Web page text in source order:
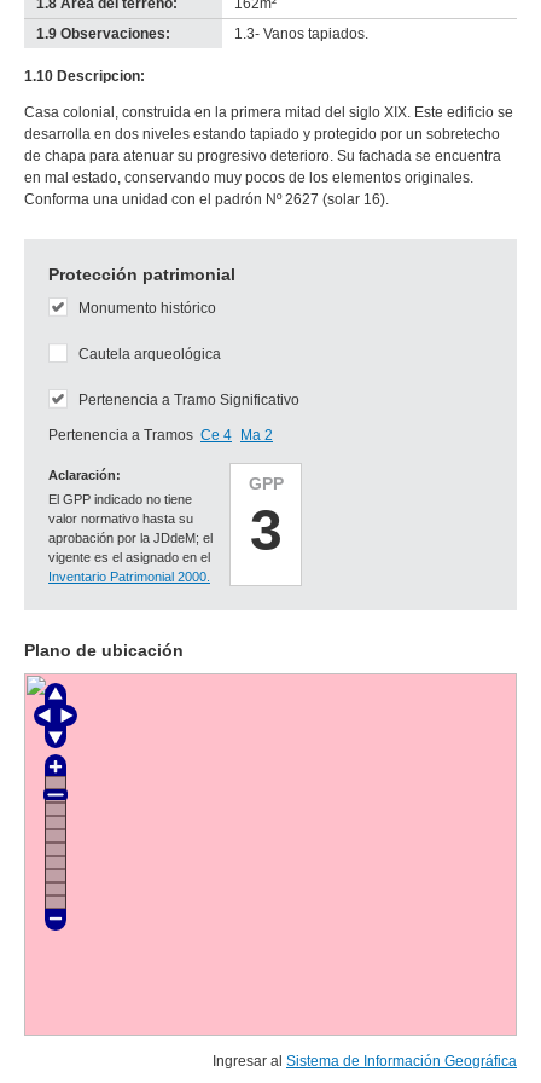
1.8 Área del terreno:
162m²
1.9 Observaciones:
1.3- Vanos tapiados.
1.10 Descripcion:
Casa colonial, construida en la primera mitad del siglo XIX. Este edificio se
desarrolla en dos niveles estando tapiado y protegido por un sobretecho
de chapa para atenuar su progresivo deterioro. Su fachada se encuentra
en mal estado, conservando muy pocos de los elementos originales.
Conforma una unidad con el padrón Nº 2627 (solar 16).
Protección patrimonial
GPP
3
Aclaración:
El GPP indicado no tiene
valor normativo hasta su
aprobación por la JDdeM; el
vigente es el asignado en el
Inventario Patrimonial 2000.
Monumento histórico
Cautela arqueológica
Pertenencia a Tramo Significativo
Pertenencia a Tramos Ce 4 Ma 2
Plano de ubicación
Ingresar al Sistema de Información Geográfica